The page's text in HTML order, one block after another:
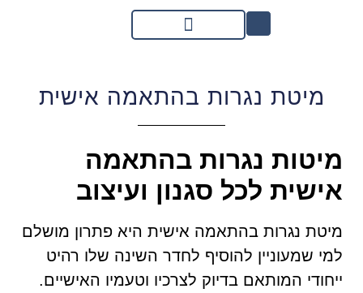
מיטת נגרות בהתאמה אישית
מיטות נגרות בהתאמה
אישית לכל סגנון ועיצוב
מיטת נגרות בהתאמה אישית היא פתרון מושלם
למי שמעוניין להוסיף לחדר השינה שלו רהיט
ייחודי המותאם בדיוק לצרכיו וטעמיו האישיים.